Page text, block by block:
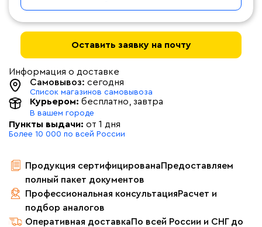
Оставить заявку на почту
Информация о доставке
Самовывоз: сегодня
Список магазинов самовывоза
Курьером: бесплатно , завтра
В вашем городе
Пункты выдачи: от 1 дня
Более 10 000 по всей России
Продукция сертифицированаПредоставляем
полный пакет документов
Профессиональная консультацияРасчет и
подбор аналогов
Оперативная доставкаПо всей России и СНГ до